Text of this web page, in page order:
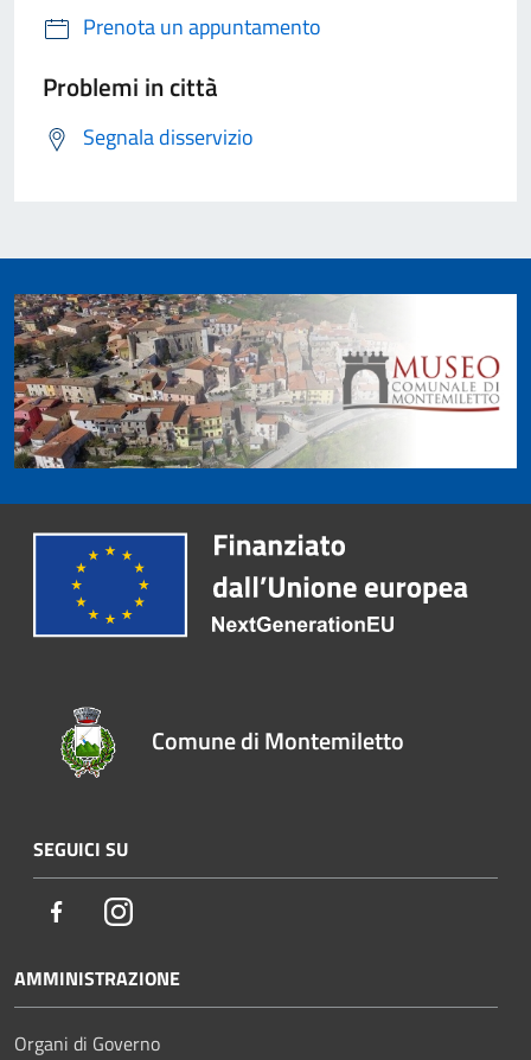
Prenota un appuntamento
Problemi in città
Segnala disservizio
Comune di Montemiletto
SEGUICI SU
FacebookInstagram
AMMINISTRAZIONE
Organi di Governo